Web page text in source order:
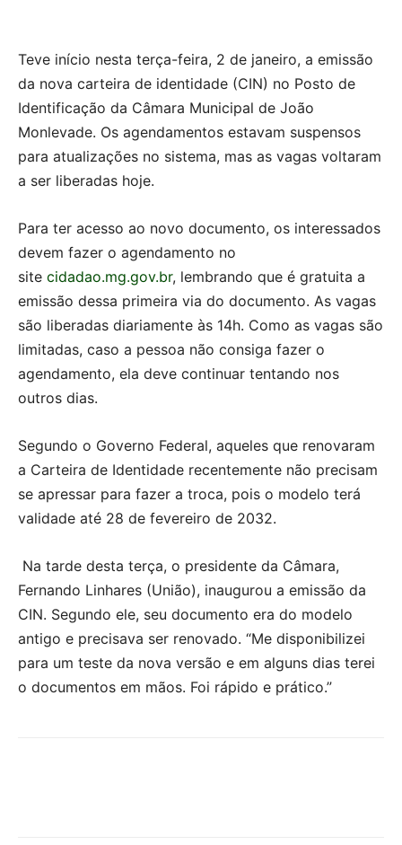
Teve início nesta terça-feira, 2 de janeiro, a emissão
da nova carteira de identidade (CIN) no Posto de
Identificação da Câmara Municipal de João
Monlevade. Os agendamentos estavam suspensos
para atualizações no sistema, mas as vagas voltaram
a ser liberadas hoje.
Para ter acesso ao novo documento, os interessados
devem fazer o agendamento no
site cidadao.mg.gov.br, lembrando que é gratuita a
emissão dessa primeira via do documento. As vagas
são liberadas diariamente às 14h. Como as vagas são
limitadas, caso a pessoa não consiga fazer o
agendamento, ela deve continuar tentando nos
outros dias.
Segundo o Governo Federal, aqueles que renovaram
a Carteira de Identidade recentemente não precisam
se apressar para fazer a troca, pois o modelo terá
validade até 28 de fevereiro de 2032.
Na tarde desta terça, o presidente da Câmara,
Fernando Linhares (União), inaugurou a emissão da
CIN. Segundo ele, seu documento era do modelo
antigo e precisava ser renovado. “Me disponibilizei
para um teste da nova versão e em alguns dias terei
o documentos em mãos. Foi rápido e prático.”